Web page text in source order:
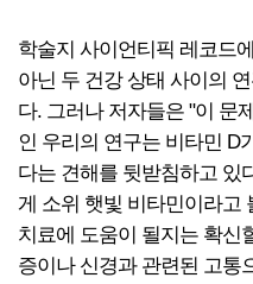
학술지 사이언티픽 레코드
아닌 두 건강 상태 사이의
다. 그러나 저자들은 "이 문
인 우리의 연구는 비타민 D
다는 견해를 뒷받침하고 있
게 소위 햇빛 비타민이라고
치료에 도움이 될지는 확신
증이나 신경과 관련된 고통